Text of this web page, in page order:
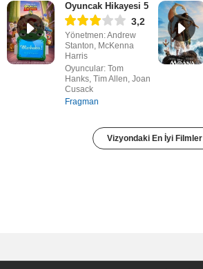
Oyuncak Hikayesi 5
3,2
Yönetmen: Andrew
Stanton, McKenna
Harris
Oyuncular: Tom
Hanks, Tim Allen, Joan
Cusack
Fragman
Vizyondaki En İyi Filmler